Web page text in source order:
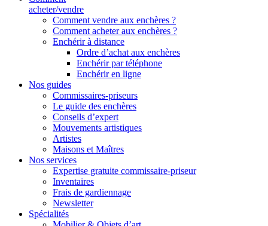
acheter/vendre
Comment vendre aux enchères ?
Comment acheter aux enchères ?
Enchérir à distance
Ordre d’achat aux enchères
Enchérir par téléphone
Enchérir en ligne
Nos guides
Commissaires-priseurs
Le guide des enchères
Conseils d’expert
Mouvements artistiques
Artistes
Maisons et Maîtres
Nos services
Expertise gratuite commissaire-priseur
Inventaires
Frais de gardiennage
Newsletter
Spécialités